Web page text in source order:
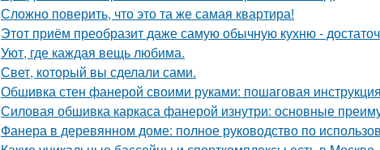
Сложно поверить, что это та же самая квартира!
Этот приём преобразит даже самую обычную кухню -
Уют, где каждая вещь любима.
Свет, который вы сделали сами.
Обшивка стен фанерой своими руками: пошаговая инструкция
Силовая обшивка каркаса фанерой изнутри: основные
Фанера в деревянном доме: полное руководство по